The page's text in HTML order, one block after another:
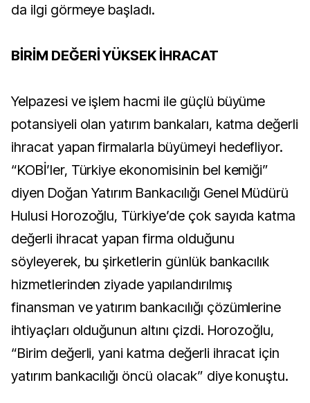
da ilgi görmeye başladı.
BİRİM DEĞERİ YÜKSEK İHRACAT
Yelpazesi ve işlem hacmi ile güçlü büyüme
potansiyeli olan yatırım bankaları, katma değerli
ihracat yapan firmalarla büyümeyi hedefliyor.
“KOBİ’ler, Türkiye ekonomisinin bel kemiği”
diyen Doğan Yatırım Bankacılığı Genel Müdürü
Hulusi Horozoğlu, Türkiye’de çok sayıda katma
değerli ihracat yapan firma olduğunu
söyleyerek, bu şirketlerin günlük bankacılık
hizmetlerinden ziyade yapılandırılmış
finansman ve yatırım bankacılığı çözümlerine
ihtiyaçları olduğunun altını çizdi. Horozoğlu,
“Birim değerli, yani katma değerli ihracat için
yatırım bankacılığı öncü olacak” diye konuştu.